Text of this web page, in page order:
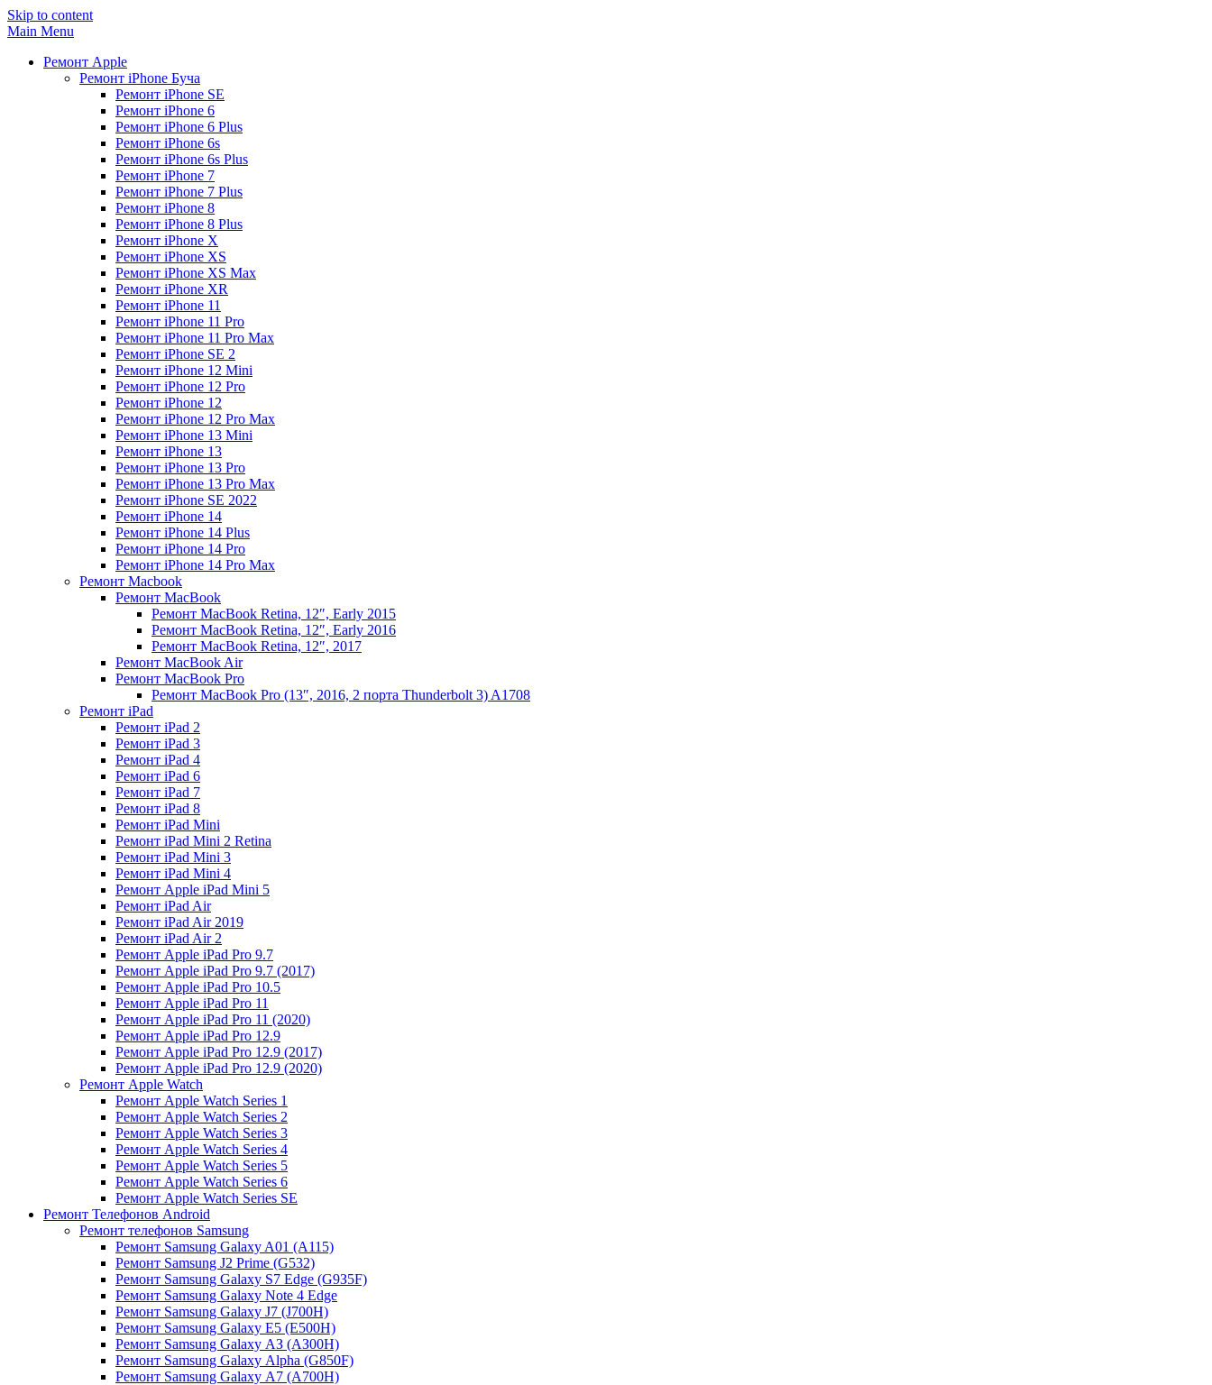
Skip to content
Main Menu
Ремонт Apple
Ремонт iPhone Буча
Ремонт iPhone SE
Ремонт iPhone 6
Ремонт iPhone 6 Plus
Ремонт iPhone 6s
Ремонт iPhone 6s Plus
Ремонт iPhone 7
Ремонт iPhone 7 Plus
Ремонт iPhone 8
Ремонт iPhone 8 Plus
Ремонт iPhone X
Ремонт iPhone XS
Ремонт iPhone XS Max
Ремонт iPhone XR
Ремонт iPhone 11
Ремонт iPhone 11 Pro
Ремонт iPhone 11 Pro Max
Ремонт iPhone SE 2
Ремонт iPhone 12 Mini
Ремонт iPhone 12 Pro
Ремонт iPhone 12
Ремонт iPhone 12 Pro Max
Ремонт iPhone 13 Mini
Ремонт iPhone 13
Ремонт iPhone 13 Pro
Ремонт iPhone 13 Pro Max
Ремонт iPhone SE 2022
Ремонт iPhone 14
Ремонт iPhone 14 Plus
Ремонт iPhone 14 Pro
Ремонт iPhone 14 Pro Max
Ремонт Macbook
Ремонт MacBook
Ремонт MacBook Retina, 12″, Early 2015
Ремонт MacBook Retina, 12″, Early 2016
Ремонт MacBook Retina, 12″, 2017
Ремонт MacBook Air
Ремонт MacBook Pro
Ремонт MacBook Pro (13″, 2016, 2 порта Thunderbolt 3) A1708
Ремонт iPad
Ремонт iPad 2
Ремонт iPad 3
Ремонт iPad 4
Ремонт iPad 6
Ремонт iPad 7
Ремонт iPad 8
Ремонт iPad Mini
Ремонт iPad Mini 2 Retina
Ремонт iPad Mini 3
Ремонт iPad Mini 4
Ремонт Apple iPad Mini 5
Ремонт iPad Air
Ремонт iPad Air 2019
Ремонт iPad Air 2
Ремонт Apple iPad Pro 9.7
Ремонт Apple iPad Pro 9.7 (2017)
Ремонт Apple iPad Pro 10.5
Ремонт Apple iPad Pro 11
Ремонт Apple iPad Pro 11 (2020)
Ремонт Apple iPad Pro 12.9
Ремонт Apple iPad Pro 12.9 (2017)
Ремонт Apple iPad Pro 12.9 (2020)
Ремонт Apple Watch
Ремонт Apple Watch Series 1
Ремонт Apple Watch Series 2
Ремонт Apple Watch Series 3
Ремонт Apple Watch Series 4
Ремонт Apple Watch Series 5
Ремонт Apple Watch Series 6
Ремонт Apple Watch Series SE
Ремонт Телефонов Android
Ремонт телефонов Samsung
Ремонт Samsung Galaxy A01 (A115)
Ремонт Samsung J2 Prime (G532)
Ремонт Samsung Galaxу S7 Edge (G9З5F)
Ремонт Samsung Galaxу Note 4 Edge
Ремонт Samsung Galaxу J7 (J700H)
Ремонт Samsung Galaxу E5 (E500H)
Ремонт Samsung Galaxу AЗ (AЗ00H)
Ремонт Samsung Galaxу Alpha (G850F)
Ремонт Samsung Galaxу A7 (A700H)